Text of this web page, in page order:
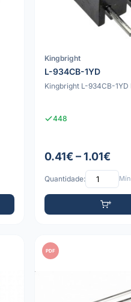
Kingbright
L-934CB-1YD
Kingbright L-934CB-1YD
448
0.41€ – 1.01€
Quantidade:
PDF